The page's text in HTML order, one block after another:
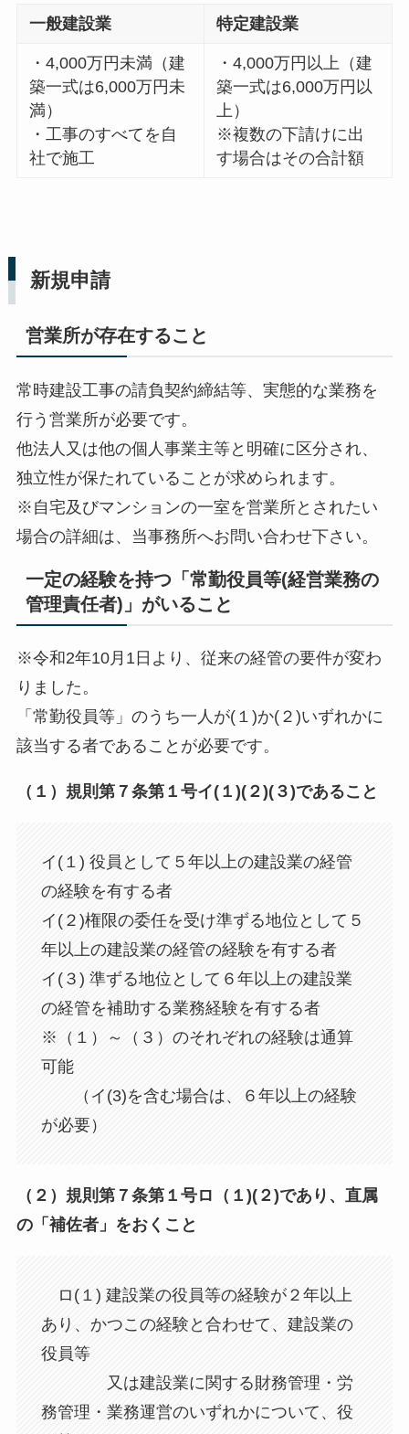
一般建設業 特定建設業
・4,000万円未満（建
築一式は6,000万円未
満）
・工事のすべてを自
社で施工
・4,000万円以上（建
築一式は6,000万円以
上）
※複数の下請けに出
す場合はその合計額
新規申請
営業所が存在すること
常時建設工事の請負契約締結等、実態的な業務を
行う営業所が必要です。
他法人又は他の個人事業主等と明確に区分され、
独立性が保たれていることが求められます。
※自宅及びマンションの一室を営業所とされたい
場合の詳細は、当事務所へお問い合わせ下さい。
一定の経験を持つ「常勤役員等(経営業務の
管理責任者)」がいること
※令和2年10月1日より、従来の経管の要件が変わ
りました。
「常勤役員等」のうち一人が(１)か(２)いずれかに
該当する者であることが必要です。
（１）規則第７条第１号イ(１)(２)(３)であること
イ(１) 役員として５年以上の建設業の経管
の経験を有する者
イ(２)権限の委任を受け準ずる地位として５
年以上の建設業の経管の経験を有する者
イ(３) 準ずる地位として６年以上の建設業
の経管を補助する業務経験を有する者
※（１）～（３）のそれぞれの経験は通算
可能
（イ(3)を含む場合は、６年以上の経験
が必要）
（２）規則第７条第１号ロ（１)(２)であり、直属
の「補佐者」をおくこと
ロ(１) 建設業の役員等の経験が２年以上
あり、かつこの経験と合わせて、建設業の
役員等
又は建設業に関する財務管理・労
務管理・業務運営のいずれかについて、役